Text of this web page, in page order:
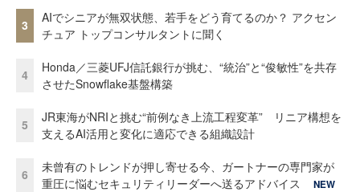
3
AIでシニアが無双状態、若手をどう育てるのか？ アクセン
チュア トップコンサルタントに聞く
4
Honda／三菱UFJ信託銀行が挑む、“統治”と“俊敏性”を共存
させたSnowflake基盤構築
5
JR東海がNRIと挑む“前例なき上流工程変革” リニア構想を
支えるAI活用と変化に適応できる組織設計
6
未曾有のトレンドが押し寄せる今、ガートナーの専門家が
重圧に悩むセキュリティリーダーへ送るアドバイス
NEW